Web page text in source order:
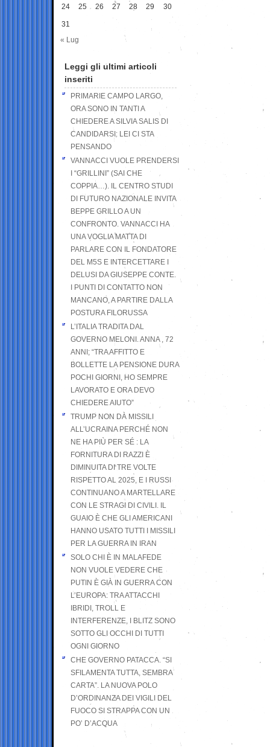
24 25 26 27 28 29 30
31
« Lug
Leggi gli ultimi articoli
inseriti
PRIMARIE CAMPO LARGO,
ORA SONO IN TANTI A
CHIEDERE A SILVIA SALIS DI
CANDIDARSI: LEI CI STA
PENSANDO
VANNACCI VUOLE PRENDERSI
I “GRILLINI” (SAI CHE
COPPIA…). IL CENTRO STUDI
DI FUTURO NAZIONALE INVITA
BEPPE GRILLO A UN
CONFRONTO. VANNACCI HA
UNA VOGLIA MATTA DI
PARLARE CON IL FONDATORE
DEL M5S E INTERCETTARE I
DELUSI DA GIUSEPPE CONTE.
I PUNTI DI CONTATTO NON
MANCANO, A PARTIRE DALLA
POSTURA FILORUSSA
L’ITALIA TRADITA DAL
GOVERNO MELONI. ANNA , 72
ANNI; “TRA AFFITTO E
BOLLETTE LA PENSIONE DURA
POCHI GIORNI, HO SEMPRE
LAVORATO E ORA DEVO
CHIEDERE AIUTO”
TRUMP NON DÀ MISSILI
ALL’UCRAINA PERCHÉ NON
NE HA PIÙ PER SÉ : LA
FORNITURA DI RAZZI È
DIMINUITA DI TRE VOLTE
RISPETTO AL 2025, E I RUSSI
CONTINUANO A MARTELLARE
CON LE STRAGI DI CIVILI. IL
GUAIO È CHE GLI AMERICANI
HANNO USATO TUTTI I MISSILI
PER LA GUERRA IN IRAN
SOLO CHI È IN MALAFEDE
NON VUOLE VEDERE CHE
PUTIN È GIÀ IN GUERRA CON
L’EUROPA: TRA ATTACCHI
IBRIDI, TROLL E
INTERFERENZE, I BLITZ SONO
SOTTO GLI OCCHI DI TUTTI
OGNI GIORNO
CHE GOVERNO PATACCA. “SI
SFILAMENTA TUTTA, SEMBRA
CARTA”. LA NUOVA POLO
D’ORDINANZA DEI VIGILI DEL
FUOCO SI STRAPPA CON UN
PO’ D’ACQUA